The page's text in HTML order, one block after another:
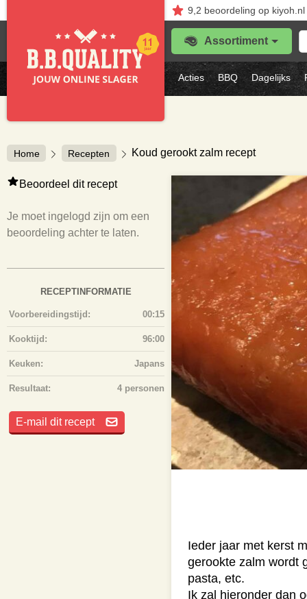
9,2 beoordelingop kiyoh.nl
Assortiment
je
Acties BBQ Dagelijks
Home Recepten Koud gerookt zalm recept
Beoordeel dit recept
Je moet ingelogd zijn om een
beoordeling achter te laten.
RECEPTINFORMATIE
Voorbereidingstijd: 00:15
Kooktijd: 96:00
Keuken: Japans
Resultaat: 4 personen
E-mail dit recept
Ieder jaar met kerst
gerookte zalm wordt
pasta, etc.
Ik zal hieronder dan